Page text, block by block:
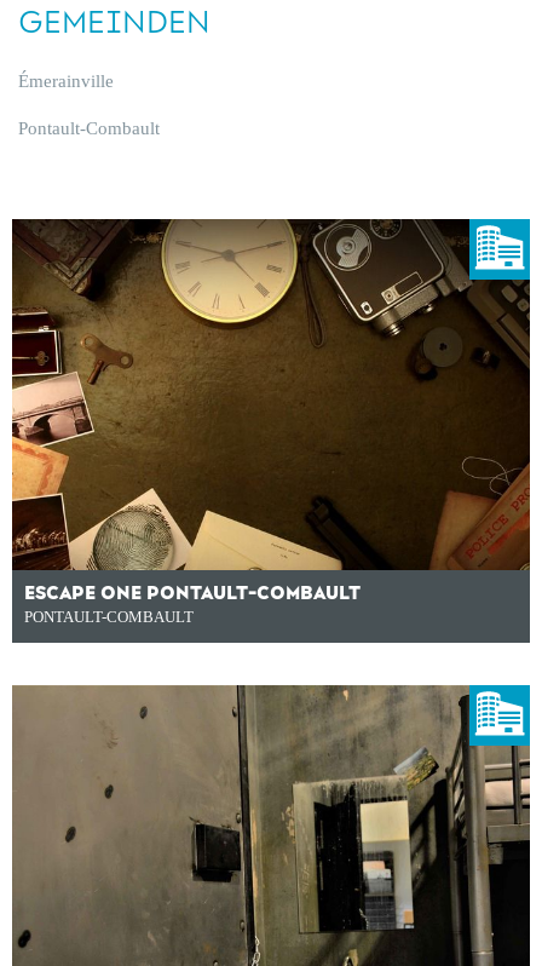
GEMEINDEN
Émerainville
Pontault-Combault
ESCAPE ONE PONTAULT-COMBAULT
PONTAULT-COMBAULT